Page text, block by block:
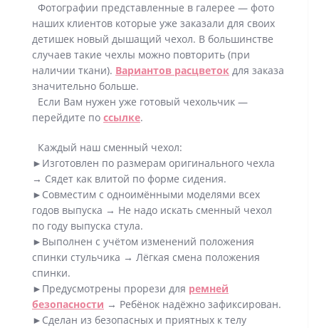
Фотографии представленные в галерее — фото
наших клиентов которые уже заказали для своих
детишек новый дышащий чехол. В большинстве
случаев такие чехлы можно повторить (при
наличии ткани). Вариантов расцветок для заказа
значительно больше.
Если Вам нужен уже готовый чехольчик —
перейдите по ссылке.
Каждый наш сменный чехол:
►Изготовлен по размерам оригинального чехла
→ Сядет как влитой по форме сидения.
►Совместим с одноимёнными моделями всех
годов выпуска → Не надо искать сменный чехол
по году выпуска стула.
►Выполнен с учётом изменений положения
спинки стульчика → Лёгкая смена положения
спинки.
►Предусмотрены прорези для ремней
безопасности → Ребёнок надёжно зафиксирован.
►Сделан из безопасных и приятных к телу